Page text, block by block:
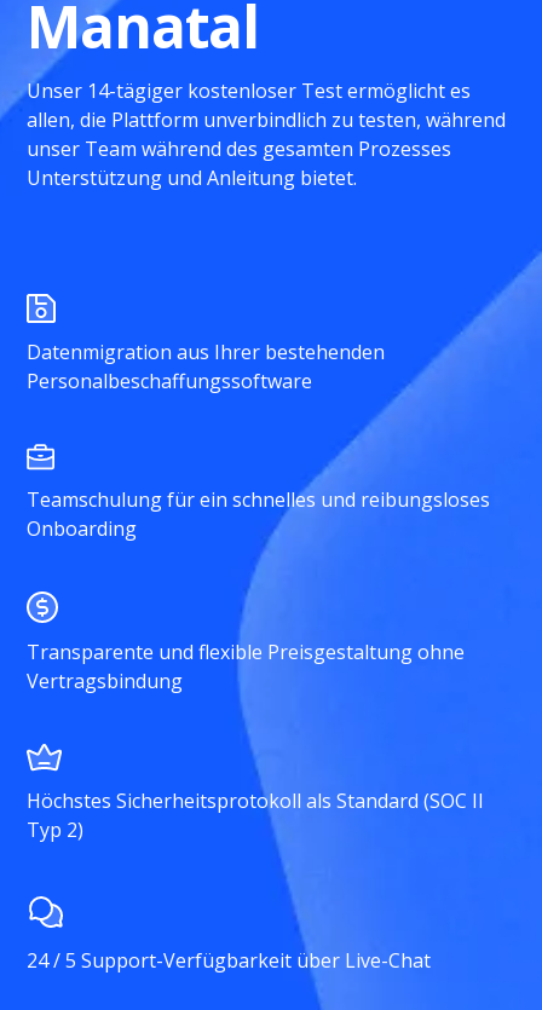
Manatal
Unser 14-tägiger kostenloser Test ermöglicht es
allen, die Plattform unverbindlich zu testen, während
unser Team während des gesamten Prozesses
Unterstützung und Anleitung bietet.
Datenmigration aus Ihrer bestehenden
Personalbeschaffungssoftware
Teamschulung für ein schnelles und reibungsloses
Onboarding
Transparente und flexible Preisgestaltung ohne
Vertragsbindung
Höchstes Sicherheitsprotokoll als Standard (SOC II
Typ 2)
24 / 5 Support-Verfügbarkeit über Live-Chat